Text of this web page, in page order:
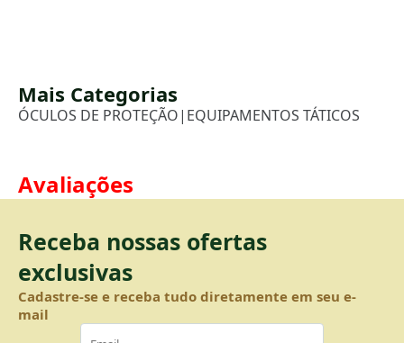
Mais Categorias
ÓCULOS DE PROTEÇÃO| EQUIPAMENTOS TÁTICOS
Avaliações
Receba nossas ofertas
exclusivas
Cadastre-se e receba tudo diretamente em seu e-
mail